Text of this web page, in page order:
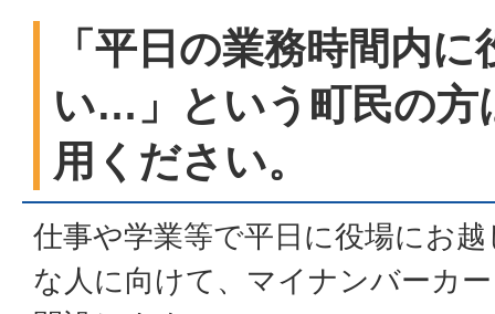
「平日の業務時間内
い…」という町民の方
用ください。
仕事や学業等で平日に役場にお
な人に向けて、マイナンバーカ